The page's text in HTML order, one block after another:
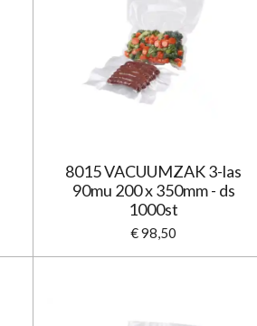
8015 VACUUMZAK 3-las
90mu 200 x 350mm - ds
1000st
€ 98,50